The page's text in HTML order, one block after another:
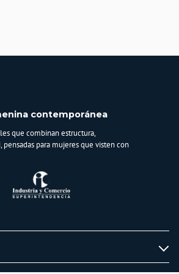
y secar con colores similares y
contemporánea
que combinan estructura,
para mujeres que visten con